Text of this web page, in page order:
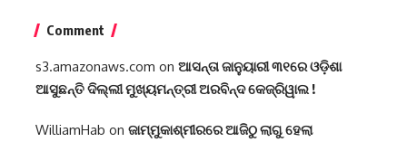
Comment
s3.amazonaws.com on ଆସନ୍ତା ଜାନୁୟାରୀ ୩୧ରେ ଓଡ଼ିଶା
ଆସୁଛନ୍ତି ଦିଲ୍ଲୀ ମୁଖ୍ୟମନ୍ତ୍ରୀ ଅରବିନ୍ଦ କେଜ୍ରିୱାଲ !
WilliamHab on ଜାମ୍ମୁକାଶ୍ମୀରରେ ଆଜିଠୁ ଲାଗୁ ହେଲା